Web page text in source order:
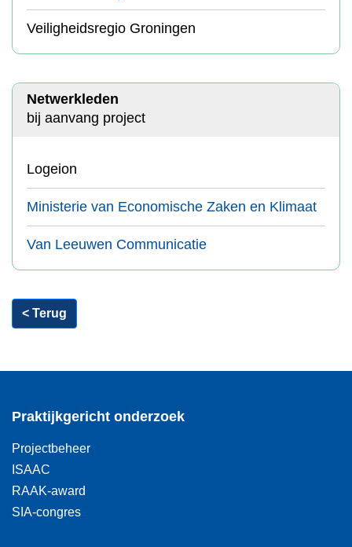
Veiligheidsregio Groningen
Netwerkleden
bij aanvang project
Logeion
Ministerie van Economische Zaken en Klimaat
Van Leeuwen Communicatie
< Terug
Praktijkgericht onderzoek
Projectbeheer
ISAAC
RAAK-award
SIA-congres